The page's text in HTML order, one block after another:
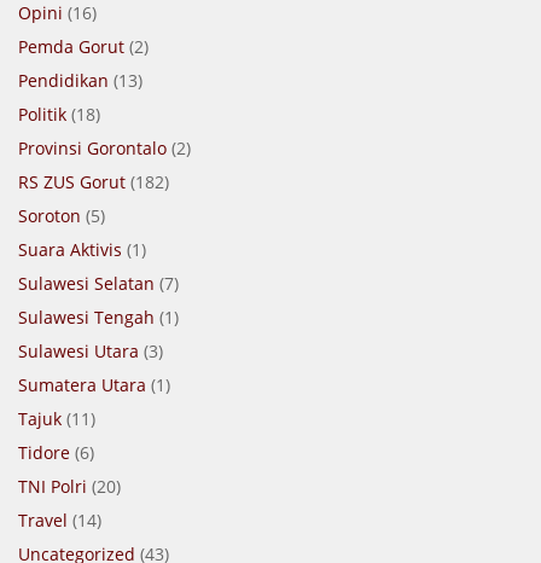
Opini (16)
Pemda Gorut (2)
Pendidikan (13)
Politik (18)
Provinsi Gorontalo (2)
RS ZUS Gorut (182)
Soroton (5)
Suara Aktivis (1)
Sulawesi Selatan (7)
Sulawesi Tengah (1)
Sulawesi Utara (3)
Sumatera Utara (1)
Tajuk (11)
Tidore (6)
TNI Polri (20)
Travel (14)
Uncategorized (43)